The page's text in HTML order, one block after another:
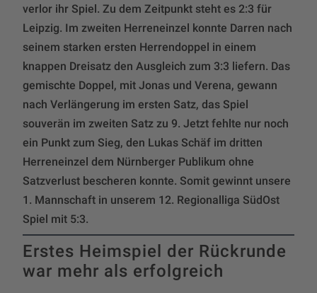
verlor ihr Spiel. Zu dem Zeitpunkt steht es 2:3 für
Leipzig. Im zweiten Herreneinzel konnte Darren nach
seinem starken ersten Herrendoppel in einem
knappen Dreisatz den Ausgleich zum 3:3 liefern. Das
gemischte Doppel, mit Jonas und Verena, gewann
nach Verlängerung im ersten Satz, das Spiel
souverän im zweiten Satz zu 9. Jetzt fehlte nur noch
ein Punkt zum Sieg, den Lukas Schäf im dritten
Herreneinzel dem Nürnberger Publikum ohne
Satzverlust bescheren konnte. Somit gewinnt unsere
1. Mannschaft in unserem 12. Regionalliga SüdOst
Spiel mit 5:3.
Erstes Heimspiel der Rückrunde
war mehr als erfolgreich